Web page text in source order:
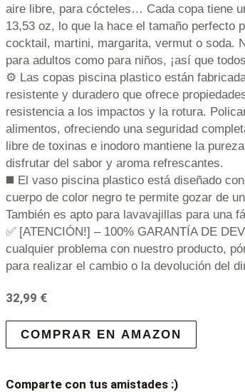
aire libre, para cócteles… Cada copa tiene
13,53 oz, lo que la hace el tamaño perfecto
cocktail, martini, margarita, vermut o soda.
para adultos como para niños, ¡así que
⚙️ Las copas piscina plastico están
resistente y duradero que ofrece
resistencia a los impactos y la rotura.
alimentos, ofreciendo una seguridad
libre de toxinas e inodoro mantiene la
disfrutar del sabor y aroma refrescantes.
◼️ El vaso piscina plastico está diseñado
cuerpo de color negro te permite gozar de
También es apto para lavavajillas para una
✅ [ATENCIÓN!] – 100% GARANTÍA DE
cualquier problema con nuestro producto,
para realizar el cambio o la devolución del
32,99 €
COMPRAR EN AMAZON
Comparte con tus amistades :)